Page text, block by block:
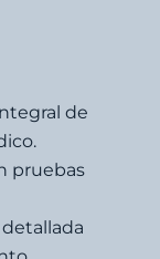
de
pruebas